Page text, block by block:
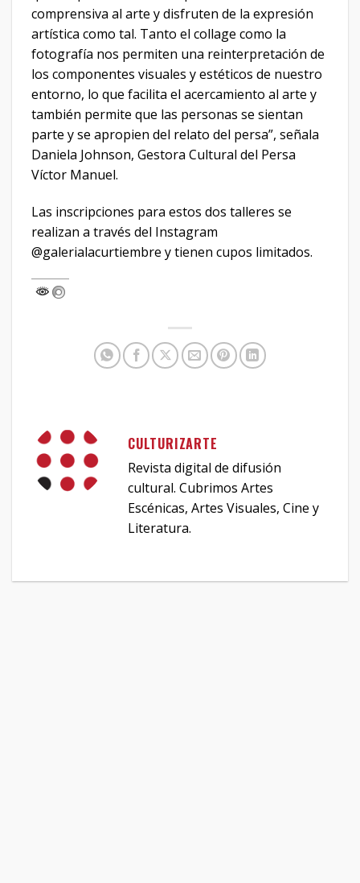
comprensiva al arte y disfruten de la expresión
artística como tal. Tanto el collage como la
fotografía nos permiten una reinterpretación de
los componentes visuales y estéticos de nuestro
entorno, lo que facilita el acercamiento al arte y
también permite que las personas se sientan
parte y se apropien del relato del persa”, señala
Daniela Johnson, Gestora Cultural del Persa
Víctor Manuel.
Las inscripciones para estos dos talleres se
realizan a través del Instagram
@galerialacurtiembre y tienen cupos limitados.
CULTURIZARTE
Revista digital de difusión
cultural. Cubrimos Artes
Escénicas, Artes Visuales, Cine y
Literatura.